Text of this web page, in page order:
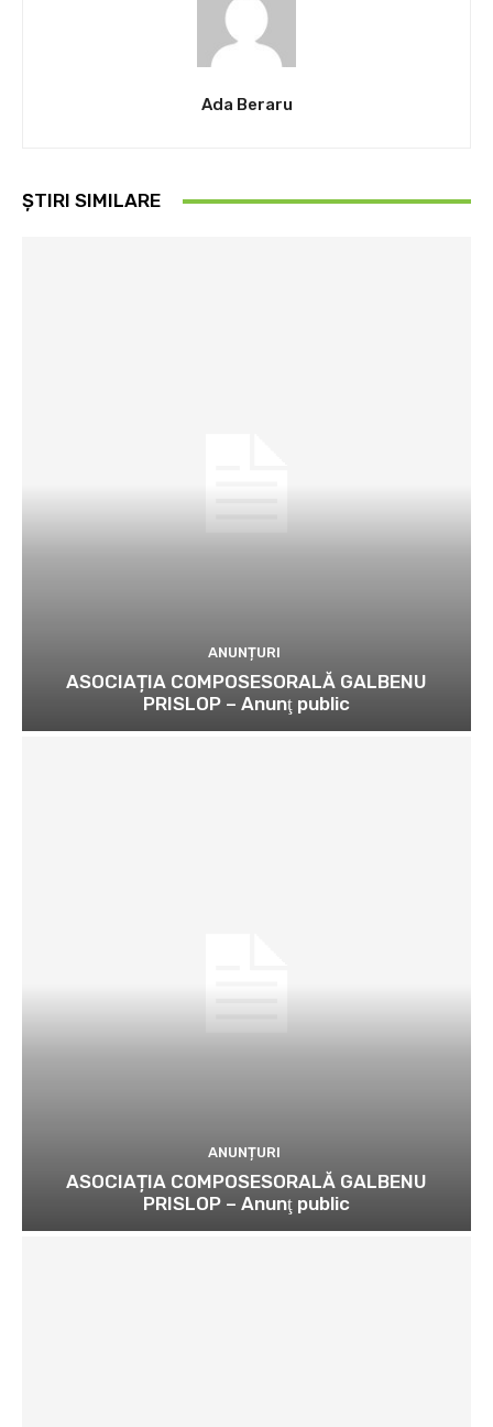
Ada Beraru
ȘTIRI SIMILARE
ANUNȚURI
ASOCIAȚIA COMPOSESORALĂ GALBENU
PRISLOP – Anunţ public
ANUNȚURI
ASOCIAȚIA COMPOSESORALĂ GALBENU
PRISLOP – Anunţ public